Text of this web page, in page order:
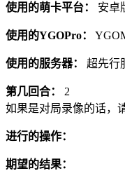
使用的萌卡平台： 安卓
使用的YGOPro：
使用的服务器： 超先行
第几回合：
2
如果是对局录像的话，
进行的操作：
期望的结果：